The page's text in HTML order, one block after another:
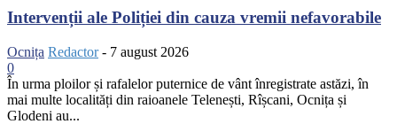
Intervenții ale Poliției din cauza vremii nefavorabile
Ocnița Redactor - 7 august 2026
0
În urma ploilor și rafalelor puternice de vânt înregistrate astăzi, în
mai multe localități din raioanele Telenești, Rîșcani, Ocnița și
Glodeni au...